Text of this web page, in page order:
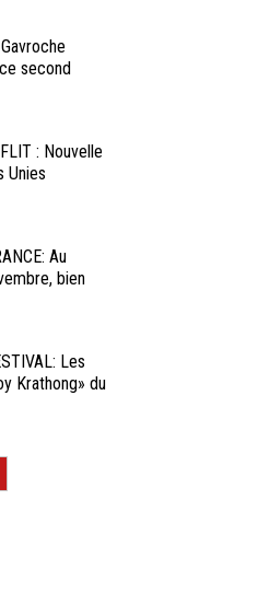
second
: Nouvelle
Unies
Au
bien
Les
Krathong» du